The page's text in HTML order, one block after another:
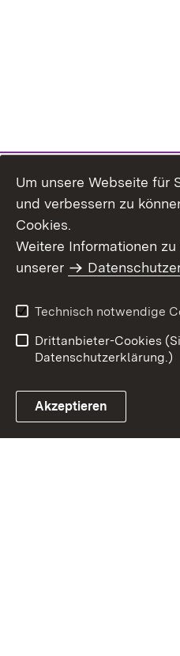
Benutzungshinweise
Um unsere Webseite für
und verbessern zu
Cookies.
Weitere Informationen
unserer
Technisch notwendige
Drittanbieter-Cookies
Datenschutzerklärung.)
Akzeptieren